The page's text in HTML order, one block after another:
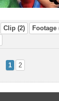
Clip (2) Footage
1
2